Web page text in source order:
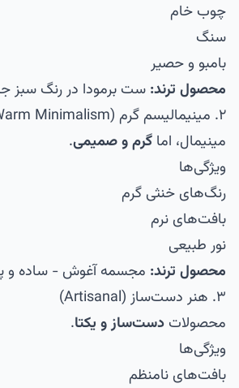
چوب خام
سنگ
بامبو و حصیر
محصول ترند: ست برمودا در رنگ سبز
۲. مینیمالیسم گرم (Warm Minimalism)
مینیمال، اما گرم و صمیمی.
ویژگی‌ها
رنگ‌های خنثی گرم
بافت‌های نرم
نور طبیعی
محصول ترند: مجسمه آغوش - ساده و
۳. هنر دست‌ساز (Artisanal)
محصولات دست‌ساز و یکتا.
ویژگی‌ها
بافت‌های نامنظم